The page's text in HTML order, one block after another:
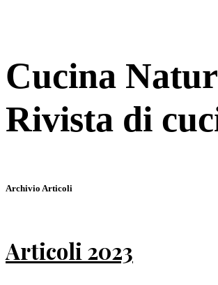
Cucina
Rivista di
Archivio Articoli
Articoli 2023